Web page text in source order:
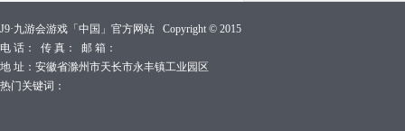
J9·九游会游戏「中国」官方网站 Copyright © 2015
电 话： 传 真： 邮 箱：
地 址：安徽省滁州市天长市永丰镇工业园区
热门关键词：